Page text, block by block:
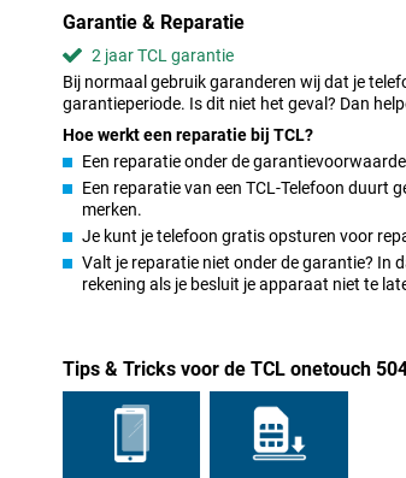
Handige functies
De TCL onetouch 5041 4G Zwart heeft
calculator en Bluetooth 5.0. Hiermee verbind
maakt de telefoon klaar voor dagelijks gebruik
Duidelijk scherm en eenvoudige
en menu’s zijn goed leesbaar en duidelijk
behoefte hebt aan een groot of ingewikkeld
prettige bediening. Zo kun je zonder moeite
Garantie & Reparatie
2 jaar TCL garantie
Bij normaal gebruik garanderen wij dat je
garantieperiode. Is dit niet het geval? Dan
Hoe werkt een reparatie bij TCL?
Een reparatie onder de
Een reparatie van een TCL-Telefoon duurt
merken.
Je kunt je telefoon gratis opsturen voor
Valt je reparatie niet onder de garantie? In
rekening als je besluit je apparaat niet te
Tips & Tricks voor de TCL onetouch